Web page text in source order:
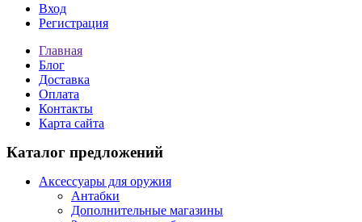
Вход
Регистрация
Главная
Блог
Доставка
Оплата
Контакты
Карта сайта
Каталог предложений
Аксессуары для оружия
Антабки
Дополнительные магазины